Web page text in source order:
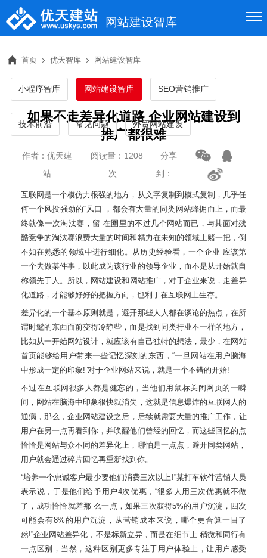
网站建设智库
首页 优天智库 网站建设智库
小程序智库 网站建设智库 SEO营销推广
技术前沿 常见问题 外贸网站建设
如果不走差异化道路 企业网站建设到
推广都很难
作者：优天建
站
阅读量：1208
次
分享
到：
互联网是一个模仿力很强的地方，从文字复制到模式复制，几乎任
何一个风投强劲的“风口”，都会有大量的同类网站蜂拥而上，而最
终就像一次淘汰赛，留 在圈里的不过几个网站而已，与其面对残
酷竞争的淘汰赛浪费大量的时间和精力在未知的领域上赌一把，倒
不如在熟悉的领域中进行细化。从历史经验看，一个企业 应该第
一个去做某件事，以此成为该行业的领导企业，而不是从开始就自
称领先于人。所以， 网站建设和网站推广，对于企业来说，走差异
化道路，才能够好好的把握方向，也利于在互联网上生存。
差异化的一个基本原则就是，避开那些人人都在谈论的热点，在所
谓时髦的东西面前变得冷静些，而是找到同类行业不一样的地方，
比如从一开始网站设计 ，就应该有自己独特的想法，最少，在网站
首页能够给用户带来一些记忆深刻的东西，“一旦网站在用户脑海
中形成一定的印象!”对于企业网站来说，就是一个不错的开始!
不过在互联网很多人都是健忘的，当他们用鼠标关闭网页的一瞬
间，网站在脑海中印象很快就消失，这就是信息爆炸的互联网人的
通病，那么， 企业网站建设之后，后续就需要大量的推广工作，让
用户在另一点再看到你，并唤醒他们曾经的回忆，而这些回忆的点
恰恰是网站与众不同的差异化上，哪怕是一点点，避开同类网站，
用户就会通过碎片回忆再重新找到你。
“培养一个忠诚客户最少要他们消费三次以上!”某打车软件营销人员
表示说，于是他们给予用户4次优惠，“很多人用三次优惠就不做
了，成功恰恰就差那 么一点，如果三次获得5%的用户沉淀，四次
可能会有8%的用户沉淀，从营销成本来说，哪个更合算一目了
然!”企业网站差异化，不是标新立异，而是在细节上 稍微和同行有
一点区别，当然，这种区别更多专注于用户体验上，让用户感受